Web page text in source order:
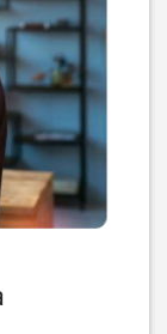
Saeco
Deluxe